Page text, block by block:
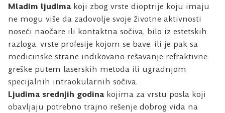
Mladim ljudimakoji zbog vrste dioptrije koju imaju
ne mogu više da zadovolje svoje životne aktivnosti
noseći naočare ili kontaktna sočiva, bilo iz estetskih
razloga, vrste profesije kojom se bave, ili je pak sa
medicinske strane indikovano rešavanje refraktivne
greške putem laserskih metoda ili ugradnjom
specijalnih intraokularnih sočiva.
Ljudima srednjih godinakojima za vrstu posla koji
obavljaju potrebno trajno rešenje dobrog vida na